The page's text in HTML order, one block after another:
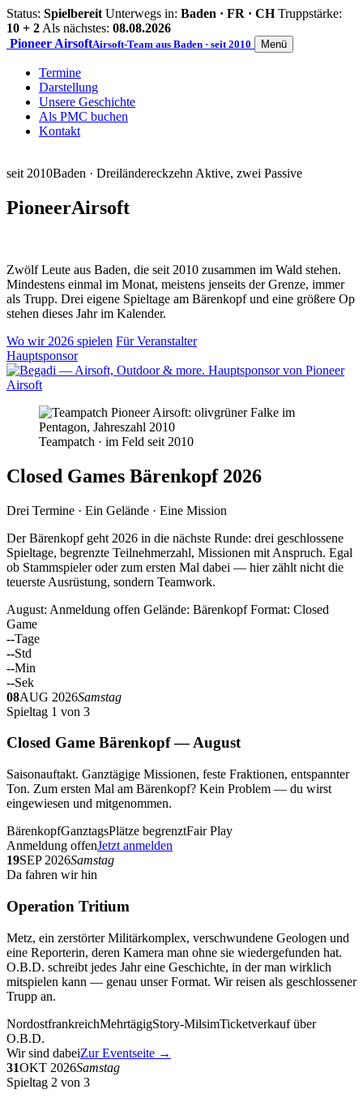
Status: Spielbereit Unterwegs in: Baden · FR · CH Truppstärke:
10 + 2 Als nächstes: 08.08.2026
Pioneer AirsoftAirsoft-Team aus Baden · seit 2010 Menü
Termine
Darstellung
Unsere Geschichte
Als PMC buchen
Kontakt
seit 2010Baden · Dreiländereckzehn Aktive, zwei Passive
PioneerAirsoft
Zwölf Leute aus Baden, die seit 2010 zusammen im Wald stehen.
Mindestens einmal im Monat, meistens jenseits der Grenze, immer
als Trupp. Drei eigene Spieltage am Bärenkopf und eine größere Op
stehen dieses Jahr im Kalender.
Wo wir 2026 spielen Für Veranstalter
Hauptsponsor
Teampatch · im Feld seit 2010
Closed Games Bärenkopf 2026
Drei Termine · Ein Gelände · Eine Mission
Der Bärenkopf geht 2026 in die nächste Runde: drei geschlossene
Spieltage, begrenzte Teilnehmerzahl, Missionen mit Anspruch. Egal
ob Stammspieler oder zum ersten Mal dabei — hier zählt nicht die
teuerste Ausrüstung, sondern Teamwork.
August: Anmeldung offen Gelände: Bärenkopf Format: Closed
Game
--Tage
--Std
--Min
--Sek
08AUG 2026Samstag
Spieltag 1 von 3
Closed Game Bärenkopf — August
Saisonauftakt. Ganztägige Missionen, feste Fraktionen, entspannter
Ton. Zum ersten Mal am Bärenkopf? Kein Problem — du wirst
eingewiesen und mitgenommen.
BärenkopfGanztagsPlätze begrenztFair Play
Anmeldung offenJetzt anmelden
19SEP 2026Samstag
Da fahren wir hin
Operation Tritium
Metz, ein zerstörter Militärkomplex, verschwundene Geologen und
eine Reporterin, deren Kamera man ohne sie wiedergefunden hat.
O.B.D. schreibt jedes Jahr eine Geschichte, in der man wirklich
mitspielen kann — genau unser Format. Wir reisen als geschlossener
Trupp an.
NordostfrankreichMehrtägigStory-MilsimTicketverkauf über
O.B.D.
Wir sind dabeiZur Eventseite →
31OKT 2026Samstag
Spieltag 2 von 3